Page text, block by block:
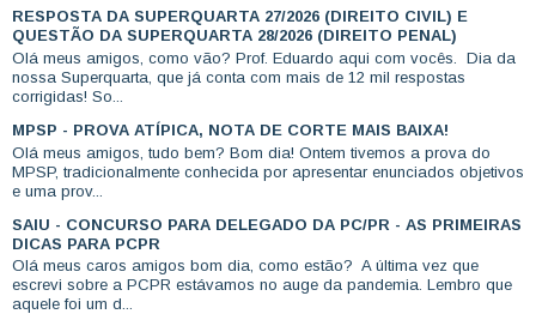
RESPOSTA DA SUPERQUARTA 27/2026 (DIREITO CIVIL) E
QUESTÃO DA SUPERQUARTA 28/2026 (DIREITO PENAL)
Olá meus amigos, como vão? Prof. Eduardo aqui com vocês. Dia da
nossa Superquarta, que já conta com mais de 12 mil respostas
corrigidas! So...
MPSP - PROVA ATÍPICA, NOTA DE CORTE MAIS BAIXA!
Olá meus amigos, tudo bem? Bom dia! Ontem tivemos a prova do
MPSP, tradicionalmente conhecida por apresentar enunciados objetivos
e uma prov...
SAIU - CONCURSO PARA DELEGADO DA PC/PR - AS PRIMEIRAS
DICAS PARA PCPR
Olá meus caros amigos bom dia, como estão? A última vez que
escrevi sobre a PCPR estávamos no auge da pandemia. Lembro que
aquele foi um d...